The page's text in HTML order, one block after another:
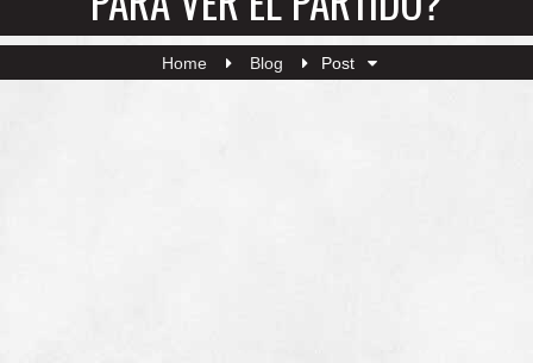
Home Blog Post